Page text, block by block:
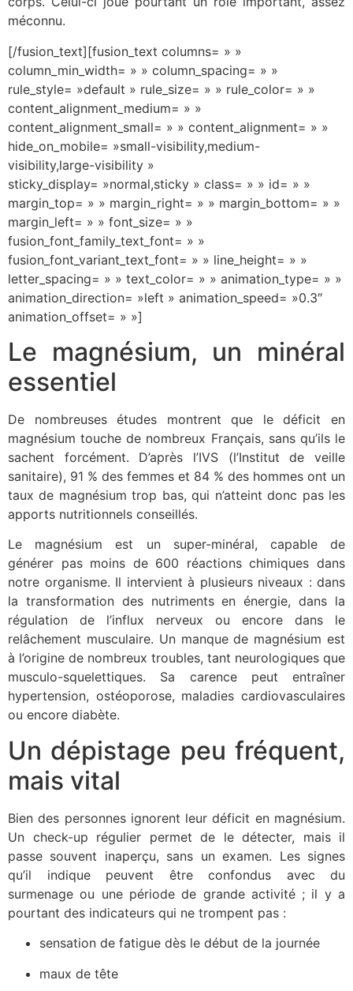
méconnu.
[/fusion_text][fusion_text columns= » »
column_min_width= » » column_spacing= » »
rule_style= »default » rule_size= » » rule_color= » »
content_alignment_medium= » »
content_alignment_small= » » content_alignment= » »
hide_on_mobile= »small-visibility,medium-
visibility,large-visibility »
sticky_display= »normal,sticky » class= » » id= » »
margin_top= » » margin_right= » » margin_bottom= » »
margin_left= » » font_size= » »
fusion_font_family_text_font= » »
fusion_font_variant_text_font= » » line_height= » »
letter_spacing= » » text_color= » » animation_type= » »
animation_direction= »left » animation_speed= »0.3″
animation_offset= » »]
Le magnésium, un minéral
essentiel
De nombreuses études montrent que le déficit en
magnésium touche de nombreux Français, sans qu’ils le
sachent forcément. D’après l’IVS (l’Institut de veille
sanitaire), 91 % des femmes et 84 % des hommes ont un
taux de magnésium trop bas, qui n’atteint donc pas les
apports nutritionnels conseillés.
Le magnésium est un super-minéral, capable de
générer pas moins de 600 réactions chimiques dans
notre organisme. Il intervient à plusieurs niveaux : dans
la transformation des nutriments en énergie, dans la
régulation de l’influx nerveux ou encore dans le
relâchement musculaire. Un manque de magnésium est
à l’origine de nombreux troubles, tant neurologiques que
musculo-squelettiques. Sa carence peut entraîner
hypertension, ostéoporose, maladies cardiovasculaires
ou encore diabète.
Un dépistage peu fréquent,
mais vital
Bien des personnes ignorent leur déficit en magnésium.
Un check-up régulier permet de le détecter, mais il
passe souvent inaperçu, sans un examen. Les signes
qu’il indique peuvent être confondus avec du
surmenage ou une période de grande activité ; il y a
pourtant des indicateurs qui ne trompent pas :
sensation de fatigue dès le début de la journée
maux de tête